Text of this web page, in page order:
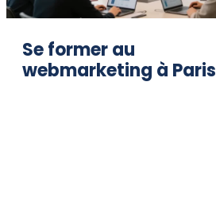
Se former au
webmarketing à Paris